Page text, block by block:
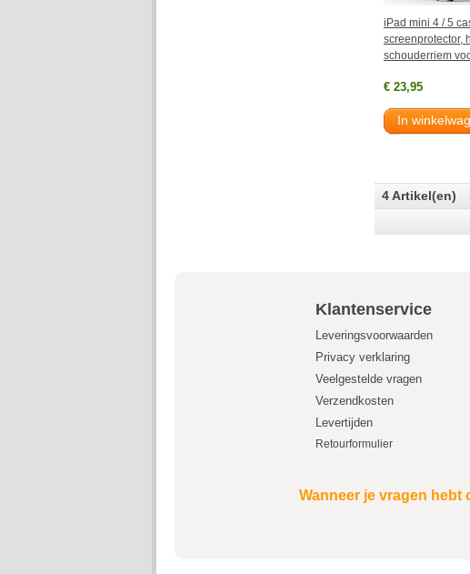
iPad mini 4 / 5
screenprotector,
schouderriem
€ 23,95
In
4 Artikel(en)
Klantenservice
Leveringsvoorwaarden
Privacy verklaring
Veelgestelde vragen
Verzendkosten
Levertijden
Retourformulier
Wanneer je vragen hebt